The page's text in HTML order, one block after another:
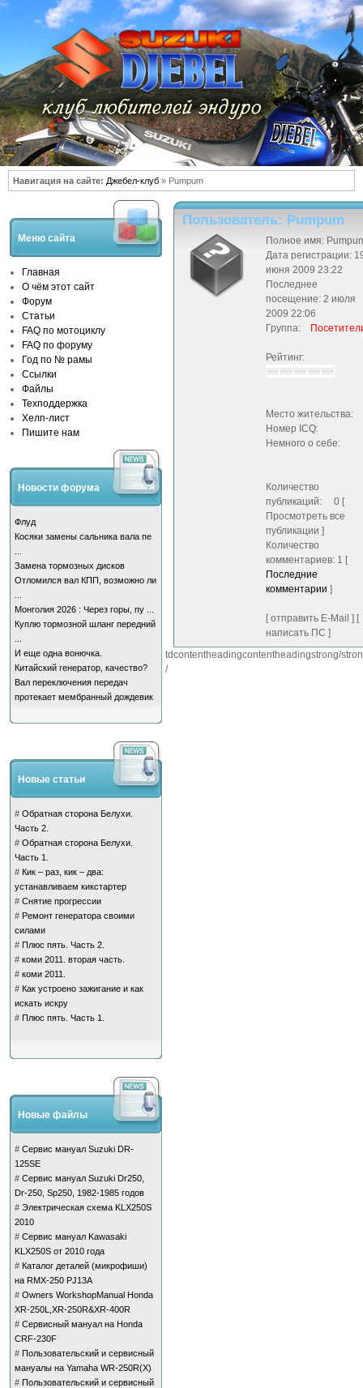
Навигация на сайте: Джебел-клуб » Pumpum
Меню сайта
Главная
О чём этот сайт
Форум
Статьи
FAQ по мотоциклу
FAQ по форуму
Год по № рамы
Ссылки
Файлы
Техподдержка
Хелп-лист
Пишите нам
Новости форума
Флуд
Косяки замены сальника вала пе
Замена тормозных дисков
Отломился вал КПП, возможно ли
Монголия 2026 : Через горы, пу ...
Куплю тормозной шланг передний
И еще одна вонючка.
Китайский генератор, качество?
Вал переключения передач
протекает мембранный дождевик
Новые статьи
# Обратная сторона Белухи.
Часть 2.
# Обратная сторона Белухи.
Часть 1.
# Кик – раз, кик – два:
устанавливаем кикстартер
# Снятие прогрессии
# Ремонт генератора своими
силами
# Плюс пять. Часть 2.
# коми 2011. вторая часть.
# коми 2011.
# Как устроено зажигание и как
искать искру
# Плюс пять. Часть 1.
Новые файлы
# Сервис мануал Suzuki DR-
125SE
# Сервис мануал Suzuki Dr250,
Dr-250, Sp250, 1982-1985 годов
# Электрическая схема KLX250S
2010
# Сервис мануал Kawasaki
KLX250S от 2010 года
# Каталог деталей (микрофиши)
на RMX-250 PJ13A
# Owners WorkshopManual Honda
XR-250L,XR-250R&XR-400R
# Сервисный мануал на Honda
CRF-230F
# Пользовательский и сервисный
мануалы на Yamaha WR-250R(X)
# Пользовательский и сервисный
Пользователь: Pumpum
Полное имя:
Дата регистрации:
июня 2009 23:22
Последнее
посещение: 2 июля
2009 22:06
Группа:
Рейтинг:
Место жительства:
Номер ICQ:
Немного о себе:
Количество
публикаций: 0 [
Просмотреть все
публикации ]
Количество
комментариев: 1 [
Последние
комментарии ]
[ отправить E-Mail ] [
написать ПС ]
tdcontentheadingcontentheadingstrong/
/